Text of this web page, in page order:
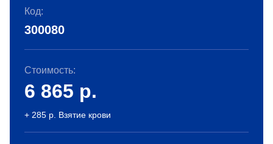
Код:
300080
Стоимость:
6 865 р.
+ 285 р. Взятие крови